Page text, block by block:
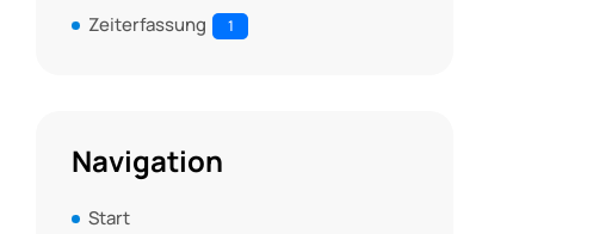
Zeiterfassung 1
Navigation
Start